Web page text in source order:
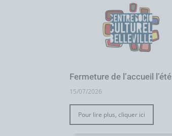
Fermeture de l’accueil l’été
15/07/2026
Pour lire plus, cliquer ici